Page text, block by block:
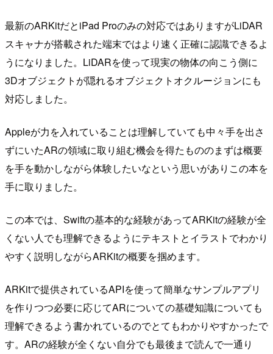
最新のARKitだとiPad Proのみの対応ではありますがLiDAR
スキャナが搭載された端末ではより速く正確に認識できるよ
うになりました。LiDARを使って現実の物体の向こう側に
3Dオブジェクトが隠れるオブジェクトオクルージョンにも
対応しました。
Appleが力を入れていることは理解していても中々手を出さ
ずにいたARの領域に取り組む機会を得たもののまずは概要
を手を動かしながら体験したいなという思いがありこの本を
手に取りました。
この本では、Swiftの基本的な経験があってARKitの経験が全
くない人でも理解できるようにテキストとイラストでわかり
やすく説明しながらARKitの概要を掴めます。
ARKitで提供されているAPIを使って簡単なサンプルアプリ
を作りつつ必要に応じてARについての基礎知識についても
理解できるよう書かれているのでとてもわかりやすかったで
す。ARの経験が全くない自分でも最後まで読んで一通り